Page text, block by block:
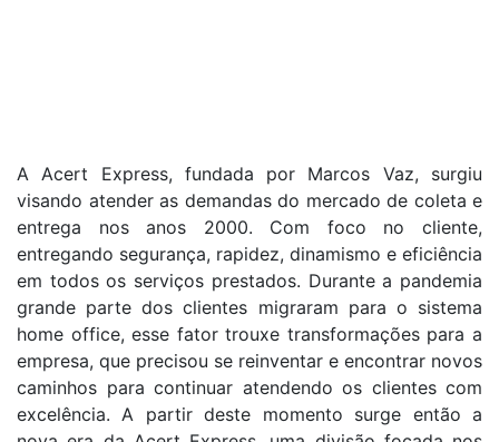
A Acert Express, fundada por Marcos Vaz, surgiu
visando atender as demandas do mercado de coleta e
entrega nos anos 2000. Com foco no cliente,
entregando segurança, rapidez, dinamismo e eficiência
em todos os serviços prestados. Durante a pandemia
grande parte dos clientes migraram para o sistema
home office, esse fator trouxe transformações para a
empresa, que precisou se reinventar e encontrar novos
caminhos para continuar atendendo os clientes com
excelência. A partir deste momento surge então a